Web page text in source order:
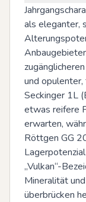
als eleganter,
und
Seckinger 1L
etwas reifere
erwarten,
Röttgen GG
„Vulkan“-
Mineralität
überbrücken